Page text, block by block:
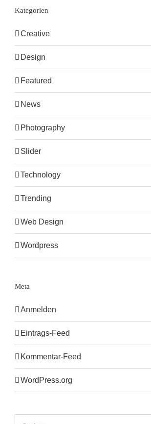
Kategorien
Creative
Design
Featured
News
Photography
Slider
Technology
Trending
Web Design
Wordpress
Meta
Anmelden
Eintrags-Feed
Kommentar-Feed
WordPress.org